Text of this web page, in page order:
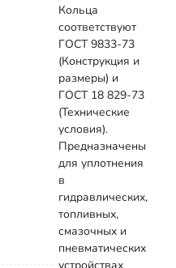
Кольца
соответствуют
ГОСТ 9833-73
(Конструкция и
размеры) и
ГОСТ 18 829-73
(Технические
условия).
Предназначены
для уплотнения
в
гидравлических,
топливных,
смазочных и
пневматических
устройствах